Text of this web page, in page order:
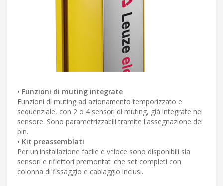
• Funzioni di muting integrate
Funzioni di muting ad azionamento temporizzato e
sequenziale, con 2 o 4 sensori di muting, già integrate nel
sensore. Sono parametrizzabili tramite l'assegnazione dei
pin.
• Kit preassemblati
Per un'installazione facile e veloce sono disponibili sia
sensori e riflettori premontati che set completi con
colonna di fissaggio e cablaggio inclusi.